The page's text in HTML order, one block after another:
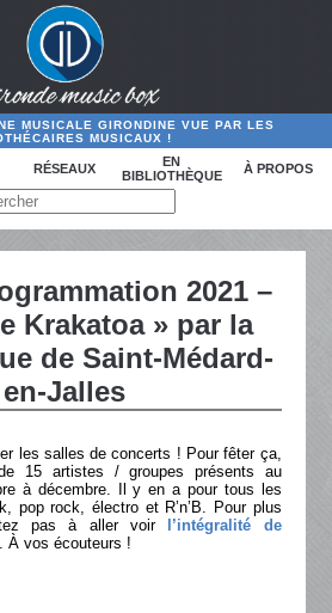
MUSICALE GIRONDINE VUE PAR LES
MUSICAUX !
RÉSEAUX
EN
BIBLIOTHÈQUE
À PROPOS
2021 –
Krakatoa » par la
de Saint-Médard-
en-Jalles
les salles de concerts ! Pour fêter ça,
15 artistes / groupes présents au
à décembre. Il y en a pour tous les
pop rock, électro et R’n’B. Pour plus
pas à aller voirl’intégralité de
À vos écouteurs !